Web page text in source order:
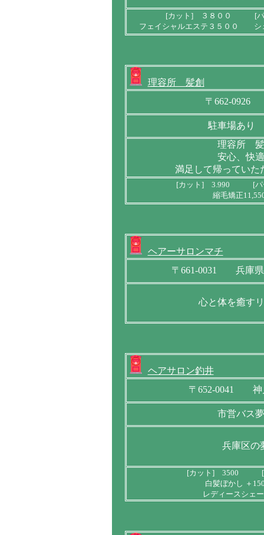
[カット] ３８００ [
フェイシャルエステ３５００ シ
理容所 髪創
〒662-0926
駐車場あり
理容所 髪
安心、快
満足して帰っていた
[カット] 3.990 [パ
縮毛矯正
ヘアーサロンマチ
〒661-0031 兵庫県
心と体を癒す
ヘアサロン釣井
〒652-0041 神
市営バス
兵庫区の
[カット] 3500 [
白髪ぼかし ＋
レディースシェ